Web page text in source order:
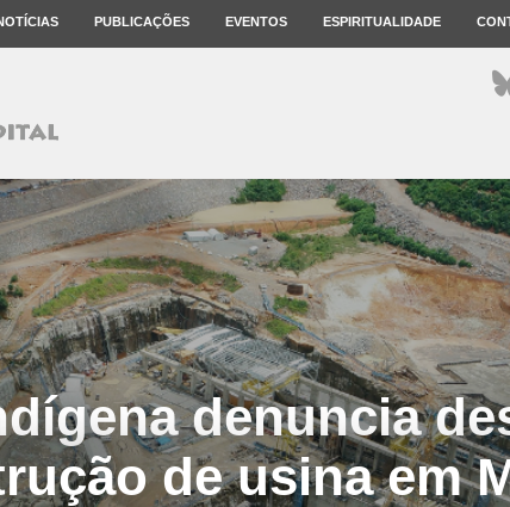
PUBLICAÇÕES EVENTOS ESPIRITUALIDADE
denuncia
de usina em